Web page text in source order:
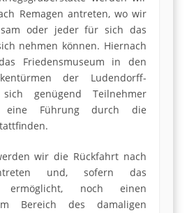
Remagen antreten, wo wir
oder jeder für sich das
nehmen können. Hiernach
Friedensmuseum in den
der Ludendorff-
genügend Teilnehmer
eine Führung durch die
wir die Rückfahrt nach
und, sofern das
noch einen
Bereich des damaligen